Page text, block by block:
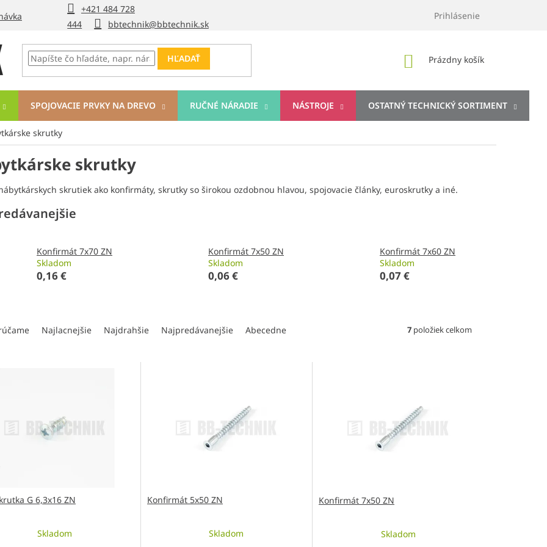
+421 484 728
444
bbtechnik@bbtechnik.sk
Prihlásenie
HĽADAŤ
NÁKUPNÝ
Prázdny košík
SPOJOVACIE PRVKY NA DREVO RUČNÉ NÁRADIE NÁSTROJE OSTATNÝ TECHNICKÝ SORTIMENT
skrutky
skrutky
skrutiek ako konfirmáty, skrutky so širokou ozdobnou hlavou, spojovacie články, euroskrutky a iné.
Konfirmát 7x70 ZN
Skladom
0,16 €
Konfirmát 7x50 ZN
Skladom
0,06 €
Konfirmát 7x60 ZN
Skladom
0,07 €
Najlacnejšie Najdrahšie Najpredávanejšie Abecedne 7 položiek celkom
G 6,3x16 ZN
Skladom
Konfirmát 5x50 ZN
Skladom
Konfirmát 7x50 ZN
Skladom